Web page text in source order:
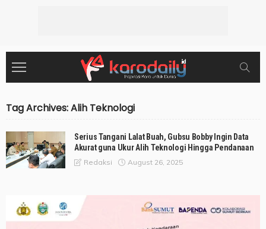
Tag Archives: Alih Teknologi
Serius Tangani Lalat Buah, Gubsu Bobby Ingin Data
Akurat guna Ukur Alih Teknologi Hingga Pendanaan
Redaksi August 26, 2025